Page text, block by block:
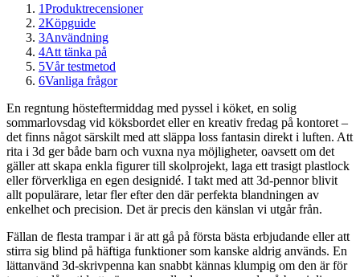
1Produktrecensioner
2Köpguide
3Användning
4Att tänka på
5Vår testmetod
6Vanliga frågor
En regntung hösteftermiddag med pyssel i köket, en solig
sommarlovsdag vid köksbordet eller en kreativ fredag på kontoret –
det finns något särskilt med att släppa loss fantasin direkt i luften. Att
rita i 3d ger både barn och vuxna nya möjligheter, oavsett om det
gäller att skapa enkla figurer till skolprojekt, laga ett trasigt plastlock
eller förverkliga en egen designidé. I takt med att 3d-pennor blivit
allt populärare, letar fler efter den där perfekta blandningen av
enkelhet och precision. Det är precis den känslan vi utgår från.
Fällan de flesta trampar i är att gå på första bästa erbjudande eller att
stirra sig blind på häftiga funktioner som kanske aldrig används. En
lättanvänd 3d-skrivpenna kan snabbt kännas klumpig om den är för